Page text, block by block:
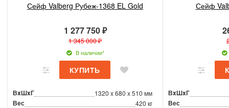
Сейф Valberg Рубеж-1368 EL Gold
1 277 750 ₽
1 345 000 ₽
В наличии*
ВxШxГ 1320 x 680 x 510 мм
Вес 420 кг
Сейф
ВxШxГ
Вес